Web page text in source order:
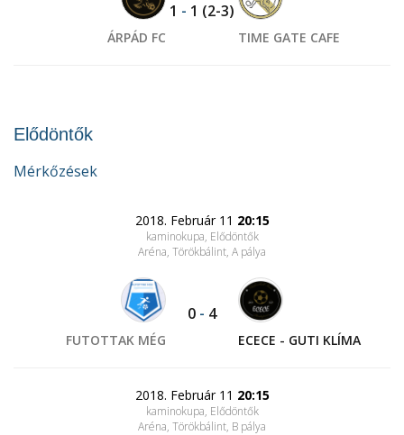
ÁRPÁD FC
1 - 1 (2-3)
TIME GATE CAFE
Elődöntők
Mérkőzések
2018. Február 11 20:15
kaminokupa, Elődöntők
Aréna, Törökbálint, A pálya
FUTOTTAK MÉG
0 - 4
ECECE - GUTI KLÍMA
2018. Február 11 20:15
kaminokupa, Elődöntők
Aréna, Törökbálint, B pálya